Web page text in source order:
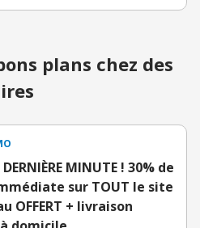
plans chez des
DERNIÈRE MINUTE ! 30% de
sur TOUT le site
OFFERT + livraison